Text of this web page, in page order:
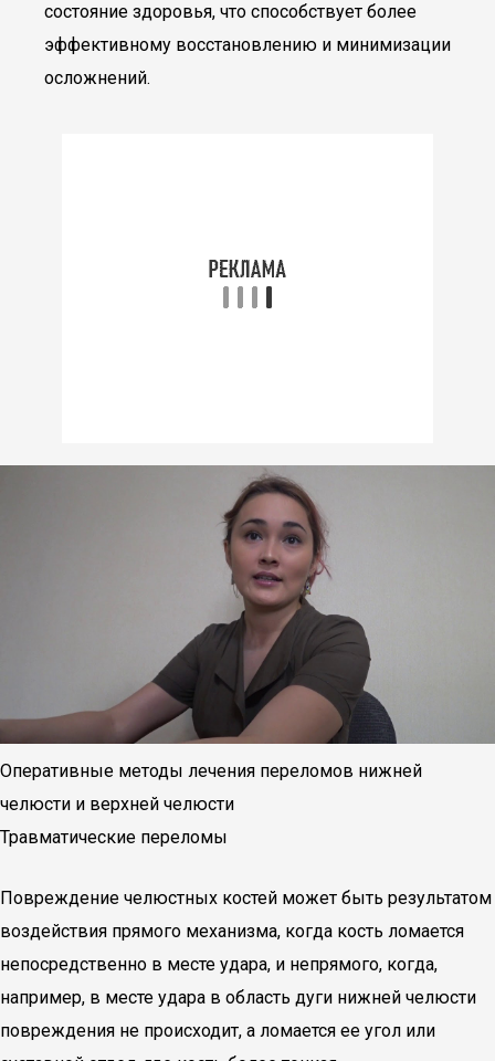
состояние здоровья, что способствует более
эффективному восстановлению и минимизации
осложнений.
Оперативные методы лечения переломов нижней
челюсти и верхней челюсти
Травматические переломы
Повреждение челюстных костей может быть результатом
воздействия прямого механизма, когда кость ломается
непосредственно в месте удара, и непрямого, когда,
например, в месте удара в область дуги нижней челюсти
повреждения не происходит, а ломается ее угол или